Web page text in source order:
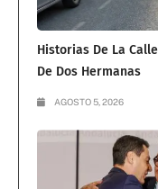
Historias De La
De Dos Hermanas
AGOSTO 5, 2026